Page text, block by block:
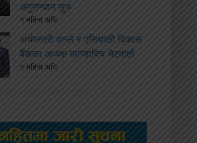
अनुसन्धान सुरु
१ महिना अघि
अर्थमन्त्री वाग्ले र एसियाली विकास
बैंकका अध्यक्ष कान्डाबिच भेटवार्ता
१ महिना अघि